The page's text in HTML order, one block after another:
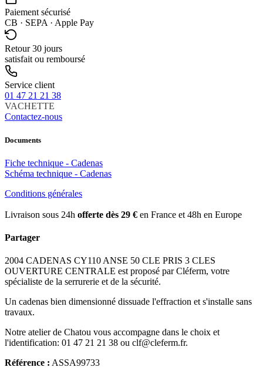
Paiement sécurisé
CB · SEPA · Apple Pay
Retour 30 jours
satisfait ou remboursé
Service client
01 47 21 21 38
VACHETTE
Contactez-nous
Documents
Fiche technique - Cadenas
Schéma technique - Cadenas
Conditions générales
Livraison sous 24h offerte dès 29 € en France et 48h en Europe
Partager
2004 CADENAS CY110 ANSE 50 CLE PRIS 3 CLES
OUVERTURE CENTRALE est proposé par Cléferm, votre
spécialiste de la serrurerie et de la sécurité.
Un cadenas bien dimensionné dissuade l'effraction et s'installe sans
travaux.
Notre atelier de Chatou vous accompagne dans le choix et
l'identification: 01 47 21 21 38 ou clf@cleferm.fr.
Référence : ASSA99733